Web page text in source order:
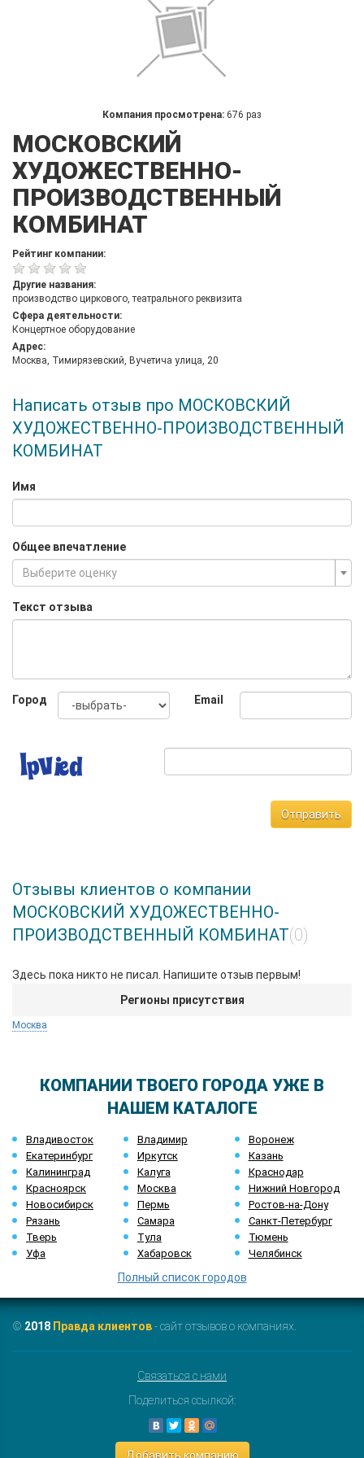
Компания просмотрена: 676 раз
МОСКОВСКИЙ
ХУДОЖЕСТВЕННО-
ПРОИЗВОДСТВЕННЫЙ
КОМБИНАТ
Рейтинг компании:
Другие названия:
производство циркового, театрального реквизита
Сфера деятельности:
Концертное оборудование
Адрес:
Москва, Тимирязевский, Вучетича улица, 20
Написать отзыв про МОСКОВСКИЙ
ХУДОЖЕСТВЕННО-ПРОИЗВОДСТВЕННЫЙ
КОМБИНАТ
Имя
Общее впечатление
Выберите оценку
Текст отзыва
Город Email
Отправить
Отзывы клиентов о компании
МОСКОВСКИЙ ХУДОЖЕСТВЕННО-
ПРОИЗВОДСТВЕННЫЙ КОМБИНАТ(0)
Здесь пока никто не писал. Напишите отзыв первым!
Регионы присутствия
Москва
КОМПАНИИ ТВОЕГО ГОРОДА УЖЕ В
НАШЕМ КАТАЛОГЕ
Владивосток Владимир
Воронеж
Екатеринбург
Иркутск
Казань
Калининград
Калуга
Краснодар
Красноярск
Москва
Нижний Новгород
Новосибирск
Пермь
Ростов-на-Дону
Рязань
Самара
Санкт-Петербург
Тверь
Тула
Тюмень
Уфа
Хабаровск Челябинск
Полный список городов
© 2018 Правда клиентов- сайт отзывов о компаниях.
Связаться с нами
Поделиться ссылкой: